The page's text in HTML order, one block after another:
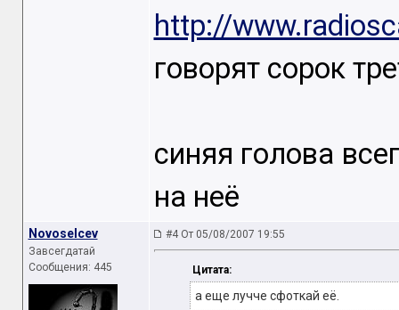
http://
говорят сорок
синяя голова
на неё
Novoselcev
Завсегдатай
Сообщения: 445
#4 От 05/08/2007 19:55
Цитата:
а еще лучче сфоткай её.